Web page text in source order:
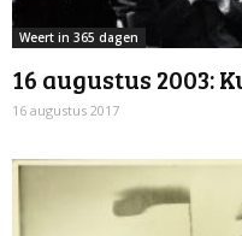
Weert in 365 dagen
16 augustus 2003:
16 augustus 2017